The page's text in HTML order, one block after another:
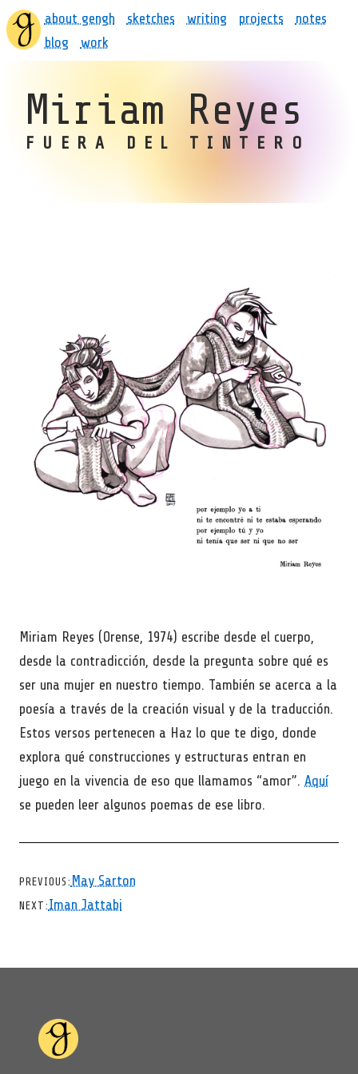
about gengh sketches writing projects
notes
blog
work
Miriam Reyes
FUERA DEL TINTERO
Miriam Reyes (Orense, 1974) escribe desde el cuerpo,
desde la contradicción, desde la pregunta sobre qué es
ser una mujer en nuestro tiempo. También se acerca a la
poesía a través de la creación visual y de la traducción.
Estos versos pertenecen a Haz lo que te digo, donde
explora qué construcciones y estructuras entran en
juego en la vivencia de eso que llamamos “amor”. Aquí
se pueden leer algunos poemas de ese libro.
CHEVRON LEFT
PREVIOUS May Sarton
NEXT CHEVRON RIGHT
Iman Jattabi